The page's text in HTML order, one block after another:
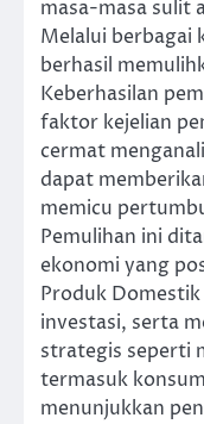
masa-masa sulit
Melalui berbagai
berhasil
Keberhasilan
faktor kejelian
cermat
dapat
memicu
Pemulihan ini
ekonomi yang
Produk
investasi, serta
strategis seperti
termasuk
menunjukkan